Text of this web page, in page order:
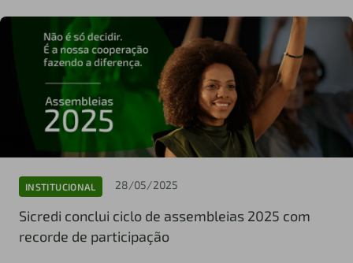
INSTITUCIONAL 28/05/2025
Sicredi conclui ciclo de assembleias 2025 com
recorde de participação